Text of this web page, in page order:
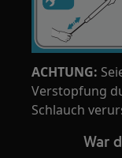
ACHTUNG:
Verstopfung
Schlauch
War